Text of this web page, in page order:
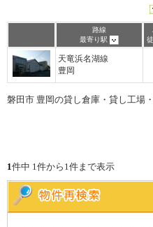
路線
最寄り駅
天竜浜名湖線
豊岡
磐田市 豊岡の貸し倉庫・貸し工場
1件中 1件から1件まで表示